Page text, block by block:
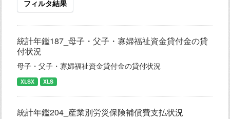
フィルタ結果
統計年鑑187_母子・父子・寡婦福祉資金貸付金の貸
付状況
母子・父子・寡婦福祉資金貸付金の貸付状況
XLSX XLS
統計年鑑204_産業別労災保険補償費支払状況